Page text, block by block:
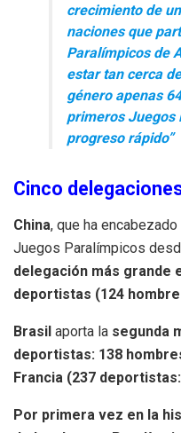
crecimiento de
naciones que
Paralímpicos de
estar tan cerca
género apenas
primeros Juegos
progreso rápido”
Cinco
China, que ha
Juegos Paralímpicos
delegación más grande
deportistas (124
Brasil aporta la segunda
deportistas: 138
Francia (237
Por primera vez en la